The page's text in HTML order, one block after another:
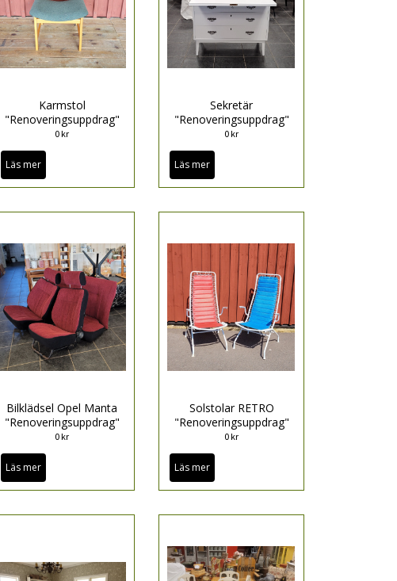
Karmstol
"Renoveringsuppdrag"
0 kr
Läs mer
Sekretär
"Renoveringsuppdrag"
0 kr
Läs mer
Bilklädsel Opel Manta
"Renoveringsuppdrag"
0 kr
Läs mer
Solstolar RETRO
"Renoveringsuppdrag"
0 kr
Läs mer